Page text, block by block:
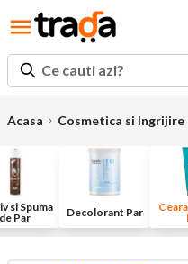
Ce cauti azi?
Acasa Cosmetica si Ingrijire
si Spuma
Par
Decolorant Par